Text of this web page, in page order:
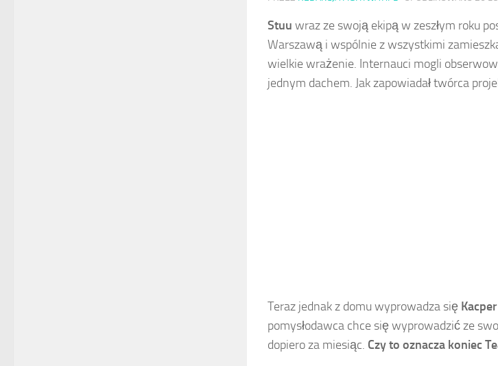
Stuu wraz ze swoją ekipą w zeszłym roku
Warszawą i wspólnie z wszystkimi
wielkie wrażenie. Internauci mogli
jednym dachem. Jak zapowiadał twórca
Teraz jednak z domu wyprowadza się
pomysłodawca chce się wyprowadzić ze
dopiero za miesiąc. Czy to oznacza koniec